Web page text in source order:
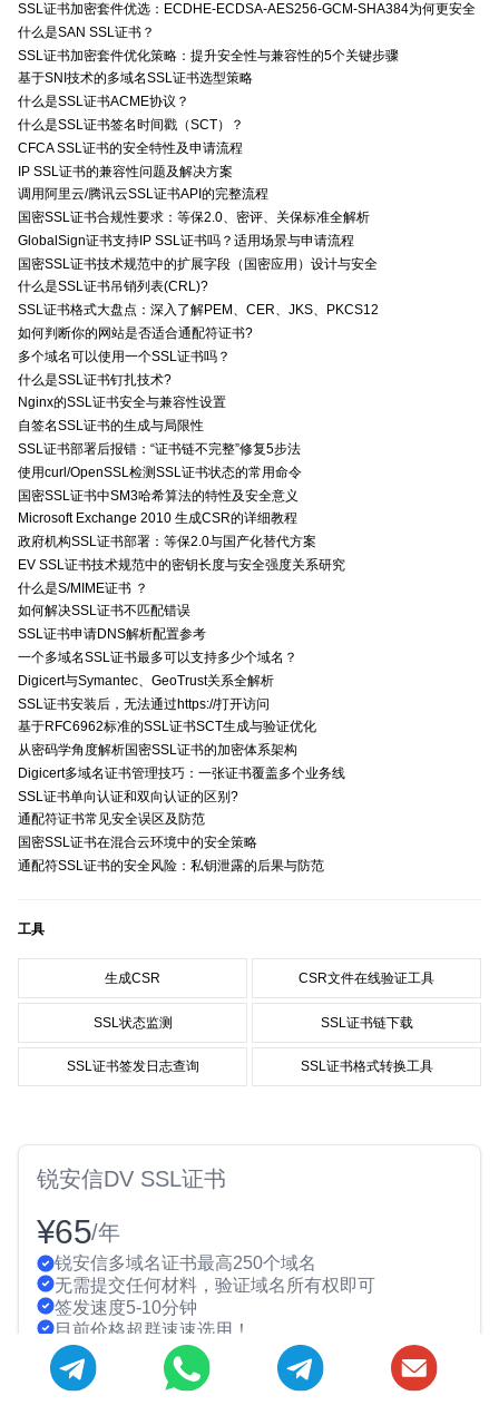
SSL证书加密套件优选：ECDHE-ECDSA-AES256-GCM-SHA384为何更安全
什么是SAN SSL证书？
SSL证书加密套件优化策略：提升安全性与兼容性的5个关键步骤
基于SNI技术的多域名SSL证书选型策略
什么是SSL证书ACME协议？
什么是SSL证书签名时间戳（SCT）？
CFCA SSL证书的安全特性及申请流程
IP SSL证书的兼容性问题及解决方案
调用阿里云/腾讯云SSL证书API的完整流程
国密SSL证书合规性要求：等保2.0、密评、关保标准全解析
GlobalSign证书支持IP SSL证书吗？适用场景与申请流程
国密SSL证书技术规范中的扩展字段（国密应用）设计与安全
什么是SSL证书吊销列表(CRL)?
SSL证书格式大盘点：深入了解PEM、CER、JKS、PKCS12
如何判断你的网站是否适合通配符证书?
多个域名可以使用一个SSL证书吗？
什么是SSL证书钉扎技术?
Nginx的SSL证书安全与兼容性设置
自签名SSL证书的生成与局限性
SSL证书部署后报错：“证书链不完整”修复5步法
使用curl/OpenSSL检测SSL证书状态的常用命令
国密SSL证书中SM3哈希算法的特性及安全意义
Microsoft Exchange 2010 生成CSR的详细教程
政府机构SSL证书部署：等保2.0与国产化替代方案
EV SSL证书技术规范中的密钥长度与安全强度关系研究
什么是S/MIME证书 ？
如何解决SSL证书不匹配错误
SSL证书申请DNS解析配置参考
一个多域名SSL证书最多可以支持多少个域名？
Digicert与Symantec、GeoTrust关系全解析
SSL证书安装后，无法通过https://打开访问
基于RFC6962标准的SSL证书SCT生成与验证优化
从密码学角度解析国密SSL证书的加密体系架构
Digicert多域名证书管理技巧：一张证书覆盖多个业务线
SSL证书单向认证和双向认证的区别?
通配符证书常见安全误区及防范
国密SSL证书在混合云环境中的安全策略
通配符SSL证书的安全风险：私钥泄露的后果与防范
工具
生成CSR CSR文件在线验证工具
SSL状态监测 SSL证书链下载
SSL证书签发日志查询 SSL证书格式转换工具
锐安信DV SSL证书
¥65/年
锐安信多域名证书最高250个域名
无需提交任何材料，验证域名所有权即可
签发速度5-10分钟
目前价格超群速速选用！
立即抢购